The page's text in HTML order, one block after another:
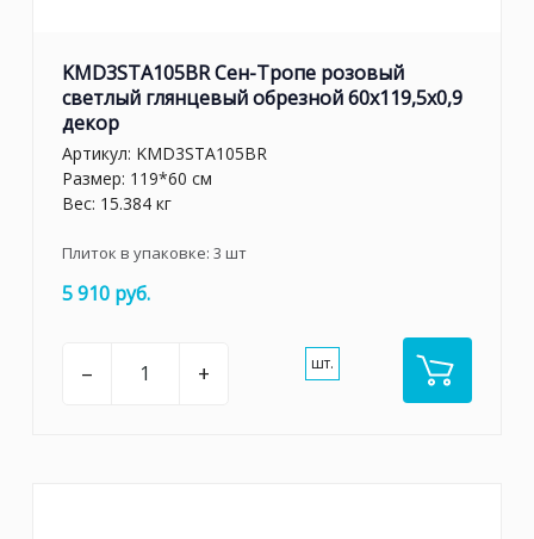
KMD3STA105BR Сен-Тропе розовый
светлый глянцевый обрезной 60x119,5x0,9
декор
Артикул: KMD3STA105BR
Размер: 119*60 см
Вес: 15.384 кг
Плиток в упаковке: 3 шт
5 910 руб.
– + шт.